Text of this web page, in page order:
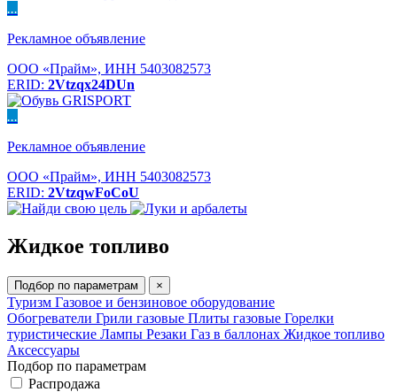
...
Рекламное объявление
ООО «Прайм», ИНН 5403082573
ERID: 2Vtzqx24DUn
...
Рекламное объявление
ООО «Прайм», ИНН 5403082573
ERID: 2VtzqwFoCoU
Жидкое топливо
Подбор по параметрам ×
Туризм Газовое и бензиновое оборудование
Обогреватели Грили газовые Плиты газовые Горелки
туристические Лампы Резаки Газ в баллонах Жидкое топливо
Аксессуары
Подбор по параметрам
Распродажа